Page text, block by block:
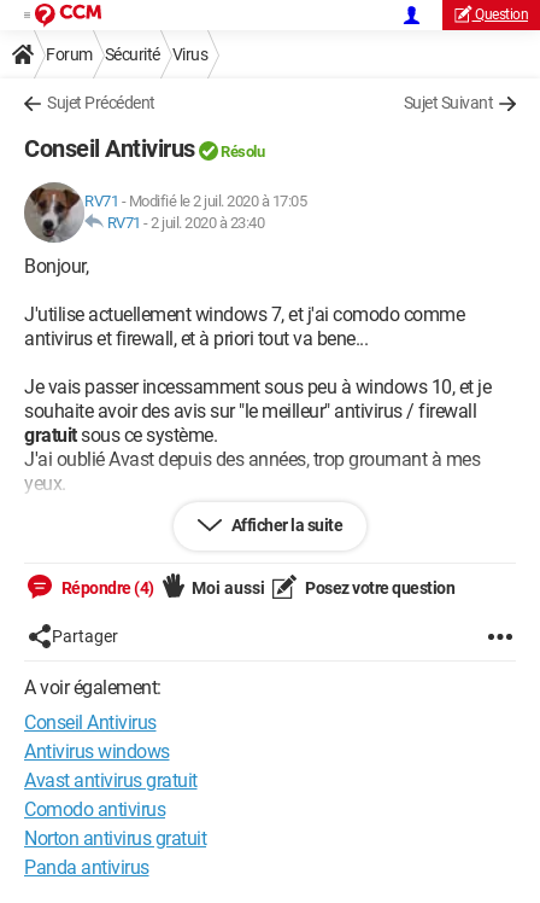
Question
Forum Sécurité Virus
Sujet Précédent Sujet Suivant
Conseil Antivirus Résolu
RV71 - Modifié le 2 juil. 2020 à 17:05
RV71 -2 juil. 2020 à 23:40
Bonjour,
J'utilise actuellement windows 7, et j'ai comodo comme
antivirus et firewall, et à priori tout va bene...
Je vais passer incessamment sous peu à windows 10, et je
souhaite avoir des avis sur "le meilleur" antivirus / firewall
gratuitsous ce système.
J'ai oublié Avast depuis des années, trop groumant à mes
yeux.
A+
Configuration:
Afficher la suite
Répondre (4) Moi aussi Posez votre question
Partager
A voir également:
Conseil Antivirus
Antivirus windows
Avast antivirus gratuit
Comodo antivirus
Norton antivirus gratuit
Panda antivirus